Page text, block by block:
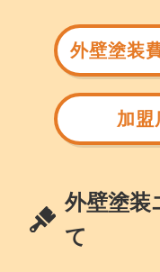
外壁塗装
加盟
外壁塗装
て